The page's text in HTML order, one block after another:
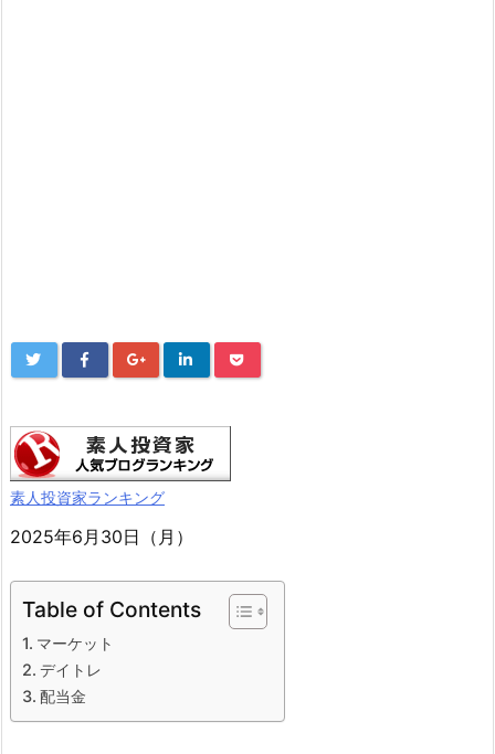
素人投資家ランキング
2025年6月30日（月）
Table of Contents
マーケット
デイトレ
配当金